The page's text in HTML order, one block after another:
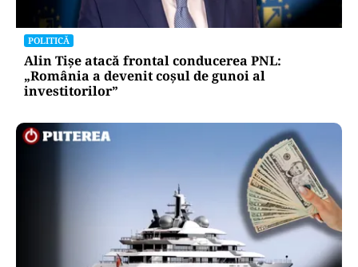
POLITICĂ
Alin Tișe atacă frontal conducerea PNL:
„România a devenit coșul de gunoi al
investitorilor”